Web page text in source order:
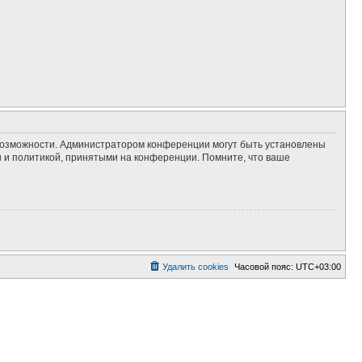
Администратором конференции могут быть установлены
и политикой, принятыми на конференции. Помните, что ваше
Часовой пояс: UTC+03:00
Удалить cookies